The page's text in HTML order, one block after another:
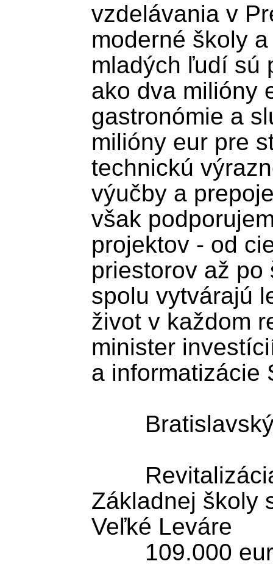
vzdelávania v
moderné školy
mladých ľudí sú
ako dva milióny
gastronómie a
milióny eur pre
technickú
výučby a
však
projektov - od
priestorov až po
spolu vytvárajú
život v každom
minister
a informatizácie
Základnej školy
Veľké Leváre